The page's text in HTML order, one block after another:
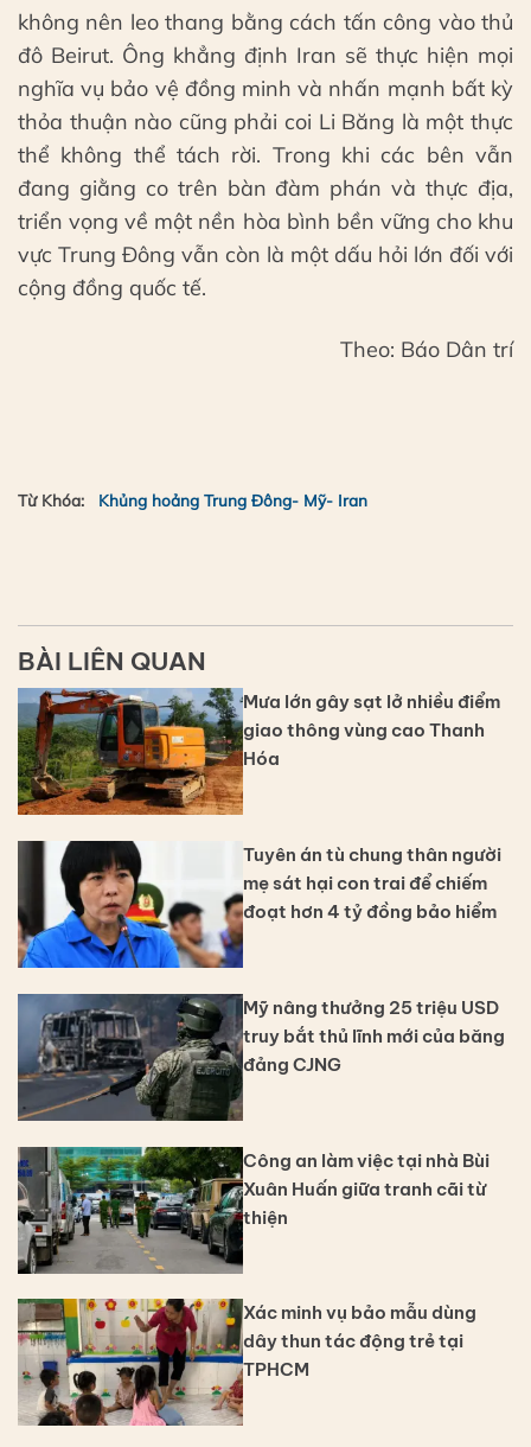
không nên leo thang bằng cách tấn công vào thủ
đô Beirut. Ông khẳng định Iran sẽ thực hiện mọi
nghĩa vụ bảo vệ đồng minh và nhấn mạnh bất kỳ
thỏa thuận nào cũng phải coi Li Băng là một thực
thể không thể tách rời. Trong khi các bên vẫn
đang giằng co trên bàn đàm phán và thực địa,
triển vọng về một nền hòa bình bền vững cho khu
vực Trung Đông vẫn còn là một dấu hỏi lớn đối với
cộng đồng quốc tế.
Theo: Báo Dân trí
Từ Khóa: Khủng hoảng Trung Đông- Mỹ- Iran
BÀI LIÊN QUAN
Mưa lớn gây sạt lở nhiều điểm
giao thông vùng cao Thanh
Hóa
Tuyên án tù chung thân người
mẹ sát hại con trai để chiếm
đoạt hơn 4 tỷ đồng bảo hiểm
Mỹ nâng thưởng 25 triệu USD
truy bắt thủ lĩnh mới của băng
đảng CJNG
Công an làm việc tại nhà Bùi
Xuân Huấn giữa tranh cãi từ
thiện
Xác minh vụ bảo mẫu dùng
dây thun tác động trẻ tại
TPHCM